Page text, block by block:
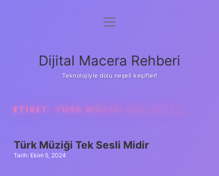
Anasayfa
Yasal Uyarı
menüyü
Dijital Macera Rehberi
Teknolojiyle dolu neşeli keşifler!
ETIKET: TÜRK MÜZIĞI KAÇ OKTAV
Türk Müziği Tek Sesli Midir
Tarih: Ekim 5, 2024